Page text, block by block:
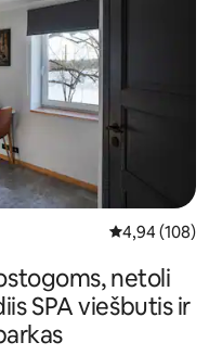
Vidutinis
4,94 (108)
netoli
SPA viešbutis ir